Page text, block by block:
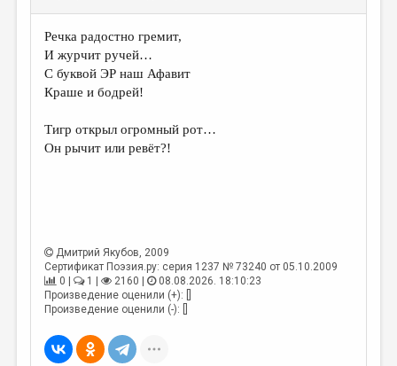
ЛИТСАЛОН
НОВОСТИ
ПРАВИЛА САЙТА
ИЗБРАННОЕ
КОНКУРСЫ
ДЕТСКАЯ КОМНАТА
ОБЗОР ЛИТЕРАТУРЫ
Речка радостно гремит,
И журчит ручей…
С буквой ЭР наш Афавит
Краше и бодрей!
Тигр открыл огромный рот…
Он рычит или ревёт?!
Дмитрий Якубов, 2009
Сертификат Поэзия.ру: серия 1237 № 73240 от 05.10.2009
0 |
1 | 2160 |
08.08.2026. 18:10:23
Произведение оценили (+): []
Произведение оценили (-): []